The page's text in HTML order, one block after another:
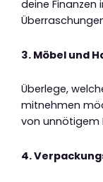
deine Finanzen
3. Möbel und
Überlege,
mitnehmen
von unnötigem
4.